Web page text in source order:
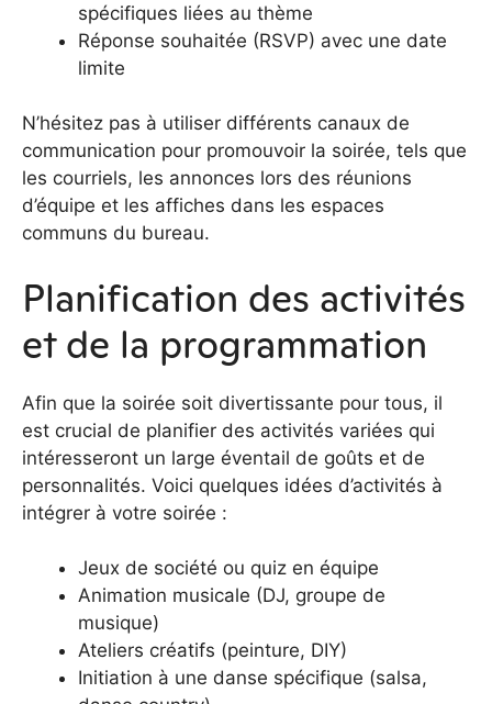
spécifiques liées au thème
Réponse souhaitée (RSVP) avec une date
limite
N’hésitez pas à utiliser différents canaux de
communication pour promouvoir la soirée, tels que
les courriels, les annonces lors des réunions
d’équipe et les affiches dans les espaces
communs du bureau.
Planification des activités
et de la programmation
Afin que la soirée soit divertissante pour tous, il
est crucial de planifier des activités variées qui
intéresseront un large éventail de goûts et de
personnalités. Voici quelques idées d’activités à
intégrer à votre soirée :
Jeux de société ou quiz en équipe
Animation musicale (DJ, groupe de
musique)
Ateliers créatifs (peinture, DIY)
Initiation à une danse spécifique (salsa,